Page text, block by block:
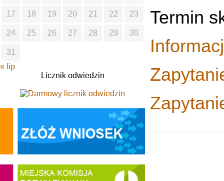
Termin
17 18 19 20 21 22 23
24 25 26 27 28 29 30
31
« lip
Licznik odwiedzin